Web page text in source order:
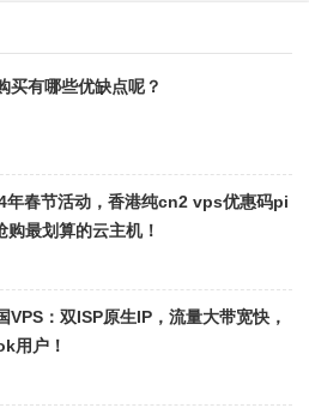
买有哪些优缺点呢？
年春节活动，香港纯cn2 vps优惠码pi
购最划算的云主机！
VPS：双ISP原生IP，流量大带宽快，
用户！